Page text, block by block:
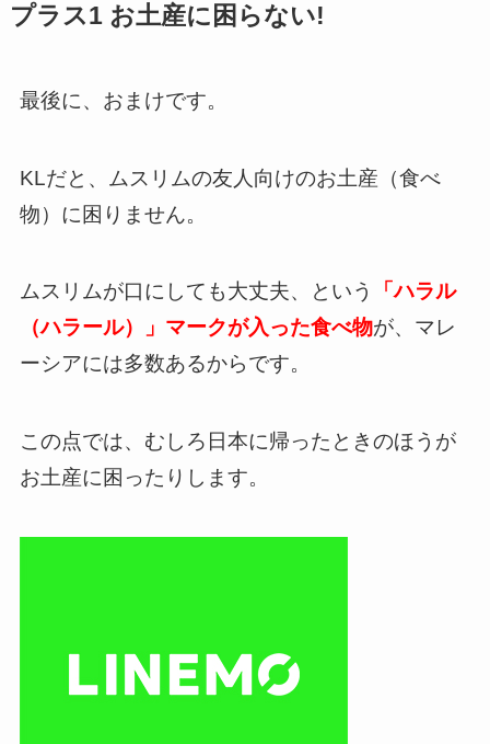
プラス1 お土産に困らない!
最後に、おまけです。
KLだと、ムスリムの友人向けのお土産（食べ
物）に困りません。
ムスリムが口にしても大丈夫、という
「ハラル
（ハラール）」マークが入った食べ物が、マレ
ーシアには多数あるからです。
この点では、むしろ日本に帰ったときのほうが
お土産に困ったりします。